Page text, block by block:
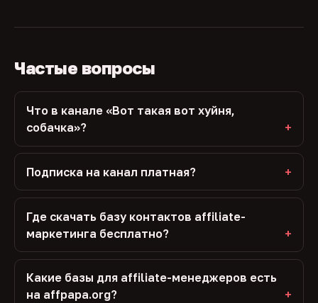
Частые вопросы
Что в канале «Вот такая вот хуйня,
собачка»?
Подписка на канал платная?
Где скачать базу контактов affiliate-
маркетинга бесплатно?
Какие базы для affiliate-менеджеров есть
на affpapa.org?